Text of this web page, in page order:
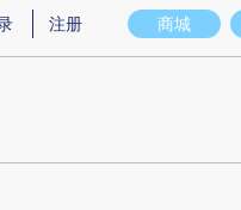
图存在偏差。不代表财新观点和
商城
注册